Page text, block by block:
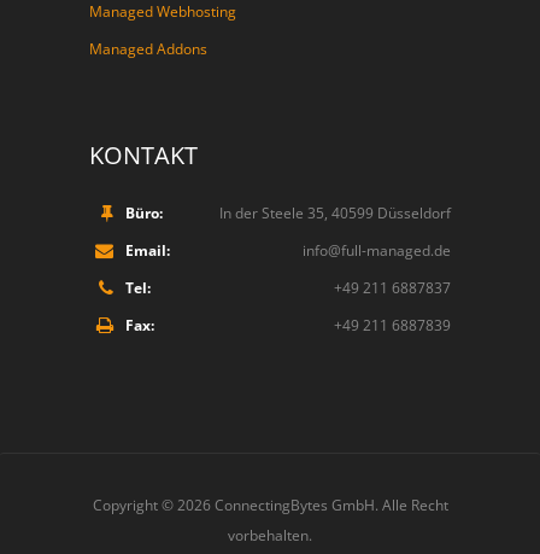
Managed Webhosting
Managed Addons
KONTAKT
Büro:
In der Steele 35, 40599 Düsseldorf
Email:
info@full-managed.de
Tel:
+49 211 6887837
Fax:
+49 211 6887839
Copyright © 2026ConnectingBytes GmbH. Alle Recht
vorbehalten.